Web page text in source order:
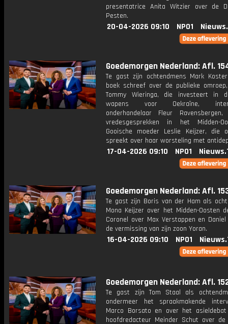
presentatrice Anita Witzier over de
Pesten.
20-04-2026 09:10 NPO1
Goedemorgen Nederland: Afl.
Te gast zijn ochtendmens Mark
boek schreef over de publieke
Tommy Wieringa, die investeert in
wapens voor Oekraïne,
onderhandelaar Fleur
vredesgesprekken in het Midden-
Gooische moeder Leslie Keijzer, die
spreekt over haar worsteling met
17-04-2026 09:10 NPO1
Goedemorgen Nederland: Afl.
Te gast zijn Boris van der Ham als
Mona Keijzer over het Midden-Oosten
Coronel over Max Verstappen en
de vermissing van zijn zoon Yoran.
16-04-2026 09:10 NPO1
Goedemorgen Nederland: Afl.
Te gast zijn Tom Staal als
ondermeer het spraakmakende
Marco Borsato en over het
hoofdredacteur Meinder Schut over de